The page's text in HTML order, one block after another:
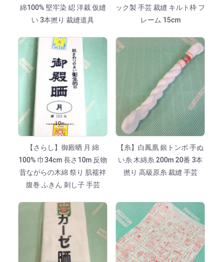
綿100% 堅牢染 綛 洋裁 仮縫
い 3本撚り 裁縫道具
ック製 手芸 裁縫 キルト枠 フ
レーム 15cm
【さらし】御殿晒 月 綿
100% 巾34cm 長さ10m 反物
昔ながらの木綿 祭り 肌襦袢
腹巻 ふきん 刺し子 手芸
【糸】白鳳凰 銀トンボ 手ぬ
い糸 木綿糸 200m 20番 3本
撚り 高級原糸 裁縫 手芸